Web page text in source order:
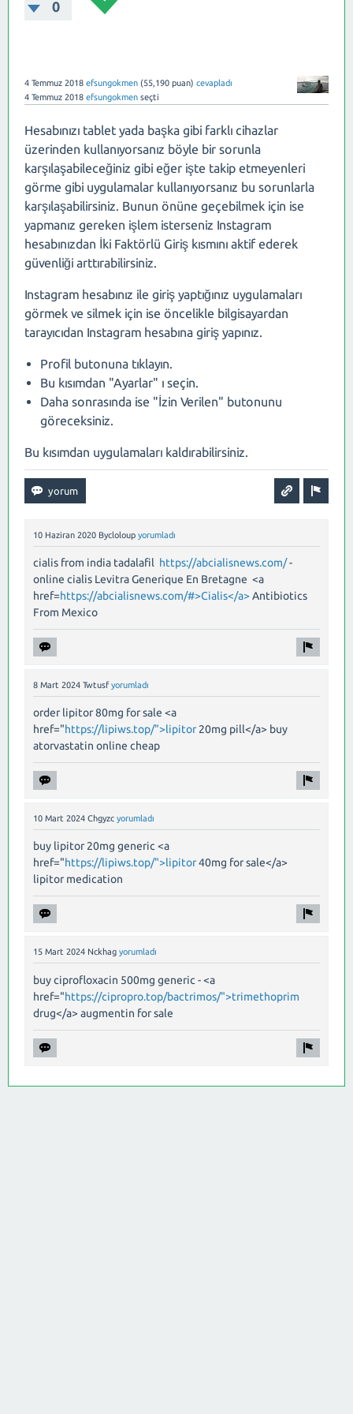
0
4 Temmuz 2018 efsungokmen (55,190 puan) cevapladı
4 Temmuz 2018 efsungokmen seçti
Hesabınızı tablet yada başka gibi farklı cihazlar
üzerinden kullanıyorsanız böyle bir sorunla
karşılaşabileceğiniz gibi eğer işte takip etmeyenleri
görme gibi uygulamalar kullanıyorsanız bu sorunlarla
karşılaşabilirsiniz. Bunun önüne geçebilmek için ise
yapmanız gereken işlem isterseniz Instagram
hesabınızdan İki Faktörlü Giriş kısmını aktif ederek
güvenliği arttırabilirsiniz.
Instagram hesabınız ile giriş yaptığınız uygulamaları
görmek ve silmek için ise öncelikle bilgisayardan
tarayıcıdan Instagram hesabına giriş yapınız.
Profil butonuna tıklayın.
Bu kısımdan "Ayarlar" ı seçin.
Daha sonrasında ise "İzin Verilen" butonunu
göreceksiniz.
Bu kısımdan uygulamaları kaldırabilirsiniz.
10 Haziran 2020 Bycloloup yorumladı
cialis from india tadalafil https://abcialisnews.com/-
online cialis Levitra Generique En Bretagne <a
href=https://abcialisnews.com/#>Cialis</a>Antibiotics
From Mexico
8 Mart 2024 Twtusf yorumladı
order lipitor 80mg for sale <a
href="https://lipiws.top/">lipitor20mg pill</a> buy
atorvastatin online cheap
10 Mart 2024 Chgyzc yorumladı
buy lipitor 20mg generic <a
href="https://lipiws.top/">lipitor40mg for sale</a>
lipitor medication
15 Mart 2024 Nckhag yorumladı
buy ciprofloxacin 500mg generic - <a
href="https://cipropro.top/bactrimos/">trimethoprim
drug</a> augmentin for sale